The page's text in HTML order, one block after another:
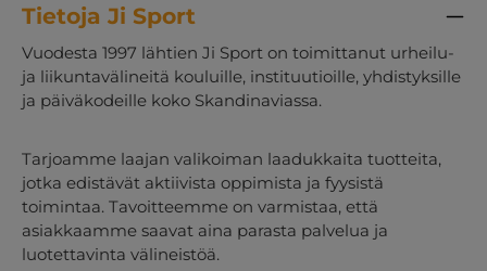
Tietoja Ji Sport
Vuodesta 1997 lähtien Ji Sport on toimittanut urheilu-
ja liikuntavälineitä kouluille, instituutioille, yhdistyksille
ja päiväkodeille koko Skandinaviassa.
Tarjoamme laajan valikoiman laadukkaita tuotteita,
jotka edistävät aktiivista oppimista ja fyysistä
toimintaa. Tavoitteemme on varmistaa, että
asiakkaamme saavat aina parasta palvelua ja
luotettavinta välineistöä.